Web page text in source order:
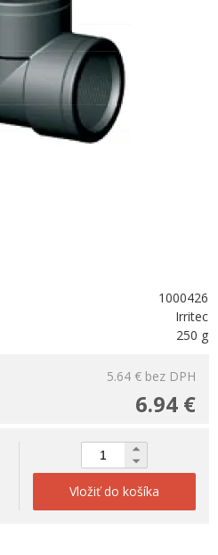
1000426
Irritec
250 g
5.64 € bez DPH
6.94 €
Vložiť do košíka